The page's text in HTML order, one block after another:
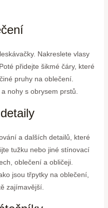
Nakreslete vlasy
přidejte šikmé čáry, které
pruhy na oblečení.
nohy s obrysem prstů.
a dalších detailů, které
tužku nebo jiné stínovací
oblečení a obličeji.
jsou třpytky na oblečení,
zajímavější.